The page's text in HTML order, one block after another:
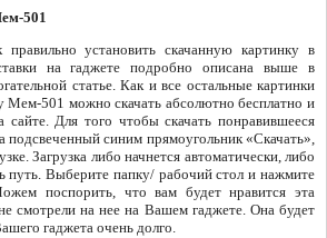
501
установить скачанную картинку в
на гаджете подробно описана выше в
статье. Как и все остальные картинки
Мем-501 можно скачать абсолютно бесплатно и
сайте. Для того чтобы скачать понравившееся
подсвеченный синим прямоугольник «Скачать»,
Загрузка либо начнется автоматически, либо
путь. Выберите папку/ рабочий стол и нажмите
поспорить, что вам будет нравится эта
смотрели на нее на Вашем гаджете. Она будет
гаджета очень долго.